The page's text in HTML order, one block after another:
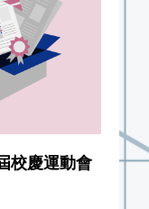
校慶運動會